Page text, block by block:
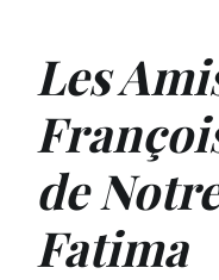
Les
de
Fatima